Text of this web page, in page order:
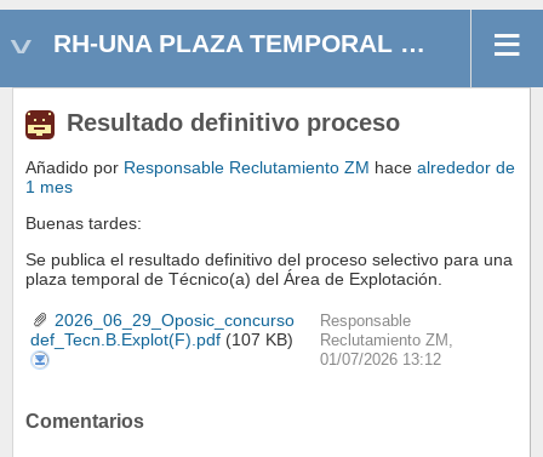
RH-UNA PLAZA TEMPORAL TÉCNICO(A) B ÁREA EXPLOTACIÓN
Resultado definitivo proceso
Añadido por Responsable Reclutamiento ZM hace alrededor de
1 mes
Buenas tardes:
Se publica el resultado definitivo del proceso selectivo para una
plaza temporal de Técnico(a) del Área de Explotación.
2026_06_29_Oposic_concurso
def_Tecn.B.Explot(F).pdf (107 KB)
Responsable
Reclutamiento ZM,
01/07/2026 13:12
Comentarios